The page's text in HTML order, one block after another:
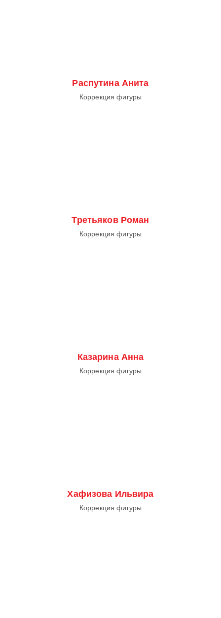
Распутина Анита
Коррекция фигуры
Третьяков Роман
Коррекция фигуры
Казарина Анна
Коррекция фигуры
Хафизова Ильвира
Коррекция фигуры